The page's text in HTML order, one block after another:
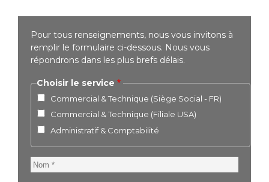
Pour tous renseignements, nous vous invitons à
remplir le formulaire ci-dessous. Nous vous
répondrons dans les plus brefs délais.
Choisir le service
Commercial & Technique (Siège Social - FR)
Commercial & Technique (Filiale USA)
Administratif & Comptabilité
Nom